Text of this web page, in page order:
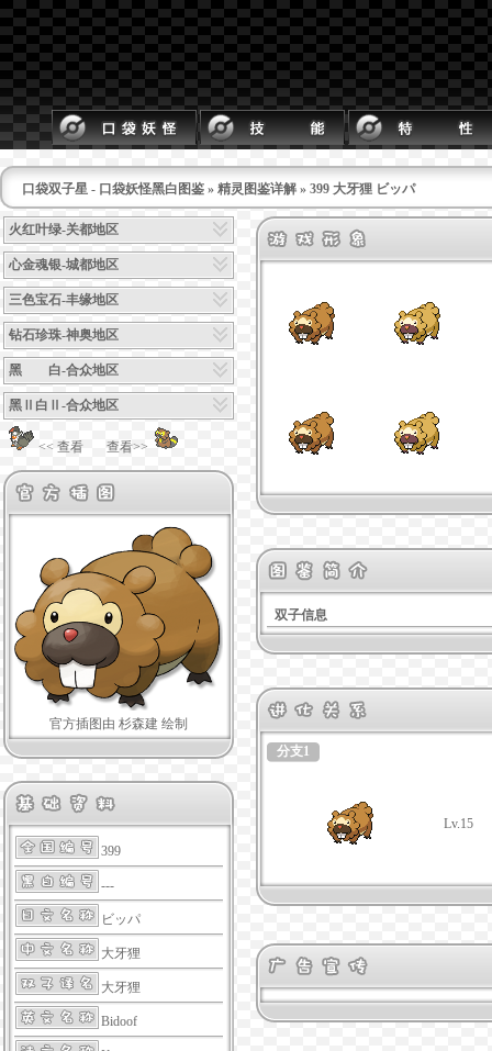
口袋双子星 - 口袋妖怪黑白图鉴 » 精灵图鉴详解 » 399 大牙狸 ビッパ
火红叶绿-关都地区
心金魂银-城都地区
三色宝石-丰缘地区
钻石珍珠-神奥地区
黑 白-合众地区
黑Ⅱ白Ⅱ-合众地区
<< 查看 查看>>
官方插图由 杉森建 绘制
399
---
ビッパ
大牙狸
大牙狸
Bidoof
双子信息
分支1
Lv.15